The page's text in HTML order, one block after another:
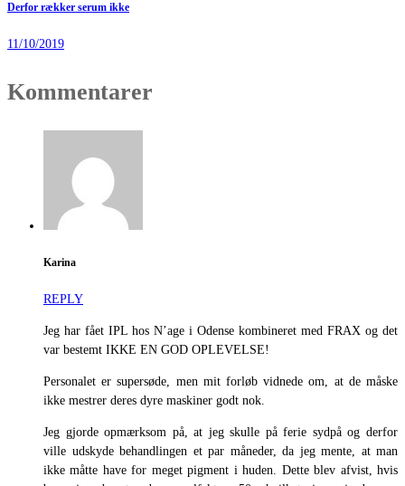
Derfor rækker serum ikke
11/10/2019
Kommentarer
Karina
REPLY
Jeg har fået IPL hos N’age i Odense kombineret med FRAX og det
var bestemt IKKE EN GOD OPLEVELSE!
Personalet er supersøde, men mit forløb vidnede om, at de måske
ikke mestrer deres dyre maskiner godt nok.
Jeg gjorde opmærksom på, at jeg skulle på ferie sydpå og derfor
ville udskyde behandlingen et par måneder, da jeg mente, at man
ikke måtte have for meget pigment i huden. Dette blev afvist, hvis